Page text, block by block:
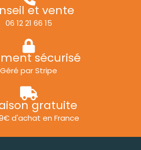
et vente
06 12 21 66 15
sécurisé
Géré par Stripe
gratuite
d'achat en France